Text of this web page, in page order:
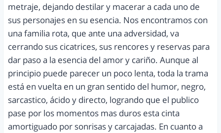
metraje, dejando destilar y macerar a cada uno de
sus personajes en su esencia. Nos encontramos con
una familia rota, que ante una adversidad, va
cerrando sus cicatrices, sus rencores y reservas para
dar paso a la esencia del amor y cariño. Aunque al
principio puede parecer un poco lenta, toda la trama
está en vuelta en un gran sentido del humor, negro,
sarcastico, ácido y directo, logrando que el publico
pase por los momentos mas duros esta cinta
amortiguado por sonrisas y carcajadas. En cuanto a